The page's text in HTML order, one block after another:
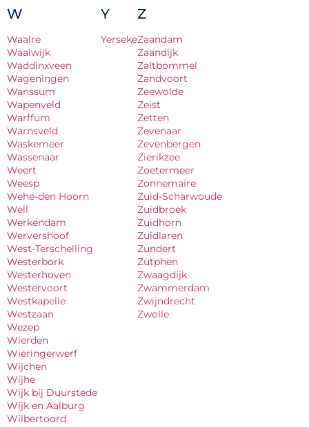
W
Waalre
Waalwijk
Waddinxveen
Wageningen
Wanssum
Wapenveld
Warffum
Warnsveld
Waskemeer
Wassenaar
Weert
Weesp
Wehe-den Hoorn
Well
Werkendam
Wervershoof
West-Terschelling
Westerbork
Westerhoven
Westervoort
Westkapelle
Westzaan
Wezep
Wierden
Wieringerwerf
Wijchen
Wijhe
Wijk bij Duurstede
Wijk en Aalburg
Wilbertoord
Y
Yerseke
Z
Zaandam
Zaandijk
Zaltbommel
Zandvoort
Zeewolde
Zeist
Zetten
Zevenaar
Zevenbergen
Zierikzee
Zoetermeer
Zonnemaire
Zuid-Scharwoude
Zuidbroek
Zuidhorn
Zuidlaren
Zundert
Zutphen
Zwaagdijk
Zwammerdam
Zwijndrecht
Zwolle